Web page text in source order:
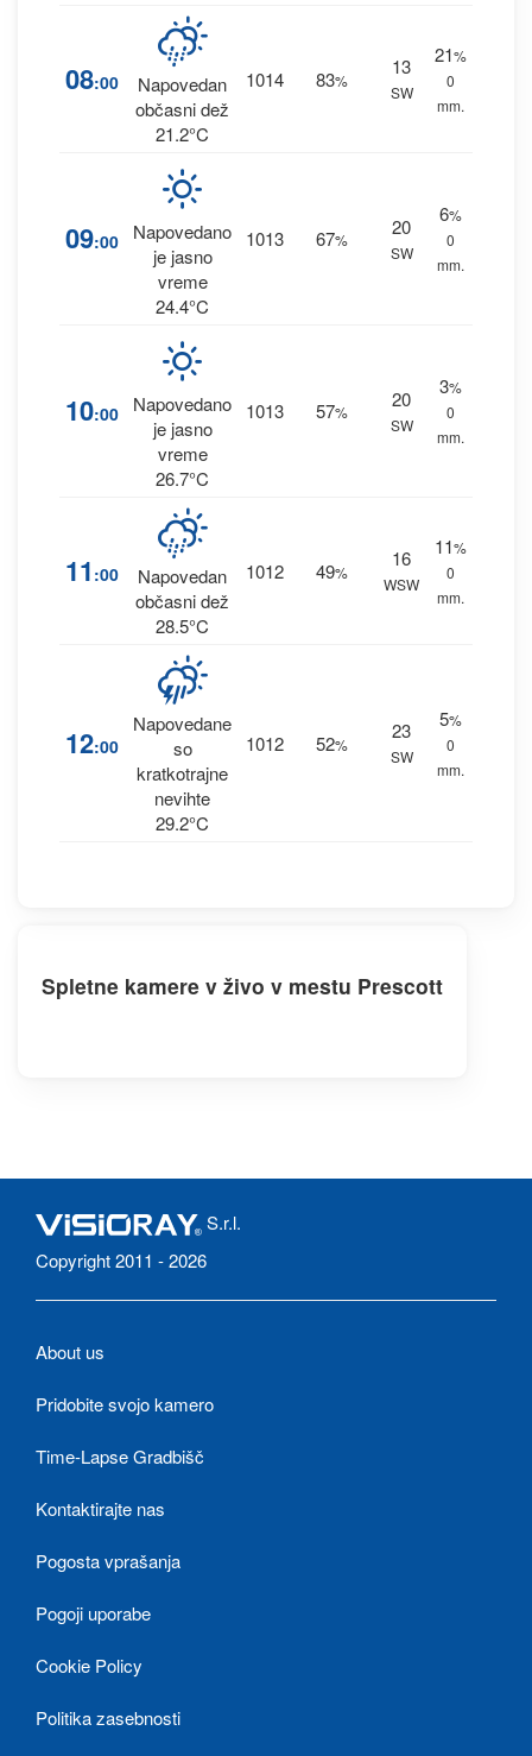
08:00
Napovedan
občasni dež
21.2°C
1014 83%
13
SW
21%
0
mm.
09:00
Napovedano
je jasno
vreme
24.4°C
1013 67%
20
SW
6%
0
mm.
10:00
Napovedano
je jasno
vreme
26.7°C
1013 57%
20
SW
3%
0
mm.
11 :00
Napovedan
občasni dež
28.5°C
1012 49%
16
WSW
11%
0
mm.
12:00
Napovedane
so
kratkotrajne
nevihte
29.2°C
1012 52%
23
SW
5%
0
mm.
Spletne kamere v živo v mestu Prescott
S.r.l.
Copyright 2011 - 2026
About us
Pridobite svojo kamero
Time-Lapse Gradbišč
Kontaktirajte nas
Pogosta vprašanja
Pogoji uporabe
Cookie Policy
Politika zasebnosti